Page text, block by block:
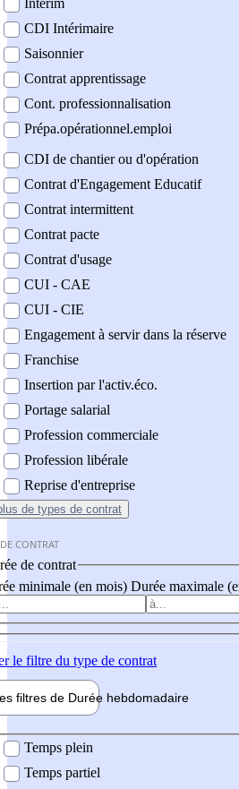
Intérim
CDI Intérimaire
Saisonnier
Contrat apprentissage
Cont. professionnalisation
Prépa.opérationnel.emploi
CDI de chantier ou d'opération
Contrat d'Engagement Educatif
Contrat intermittent
Contrat pacte
Contrat d'usage
CUI - CAE
CUI - CIE
Engagement à servir dans la réserve
Franchise
Insertion par l'activ.éco.
Portage salarial
Profession commerciale
Profession libérale
Reprise d'entreprise
de types de contrat
CONTRAT
de contrat
minimale (en mois) Durée maximale
le filtre du type de contrat
filtres de Durée hebdomadaire
Temps plein
Temps partiel